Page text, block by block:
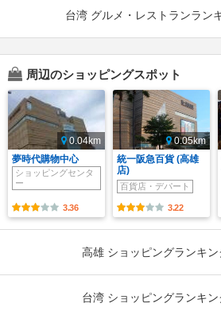
台湾 グルメ・レストランラン
周辺のショッピングスポット
0.04km
夢時代購物中心
ショッピングセンタ
ー
3.36
0.05km
統一阪急百貨 (高雄
店)
百貨店・デパート
3.22
高雄 ショッピングランキン
台湾 ショッピングランキン